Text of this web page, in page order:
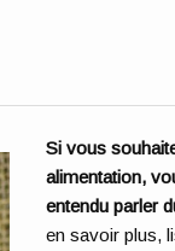
Si vous
alimentation,
entendu parler
en savoir plus,